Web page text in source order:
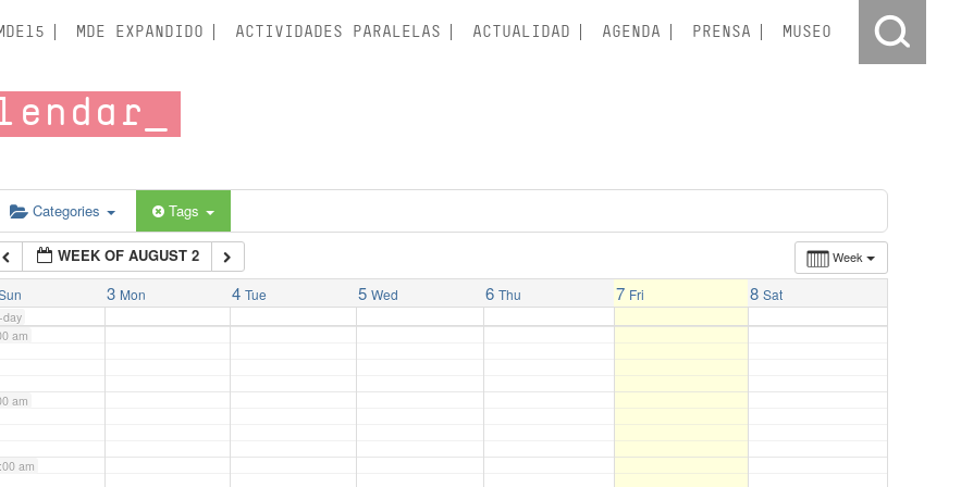
MDE EXPANDIDO ACTIVIDADES PARALELAS ACTUALIDAD AGENDA PRENSA MUSEO
Categories Tags
Week
WEEK OF AUGUST 2
3 Mon 4 Tue 5 Wed 6 Thu 7 Fri 8 Sat
day
am
am
am
am
am
am